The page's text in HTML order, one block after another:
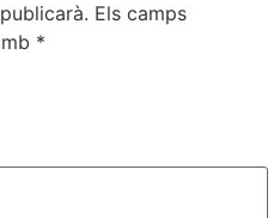
Els camps
*